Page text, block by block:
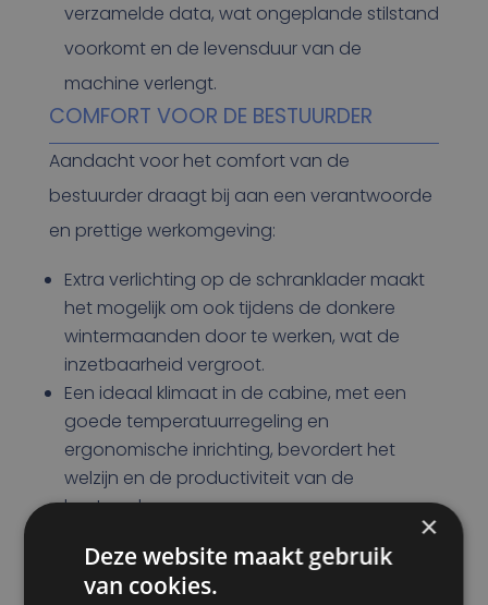
verzamelde data, wat ongeplande stilstand
voorkomt en de levensduur van de
machine verlengt.
COMFORT VOOR DE BESTUURDER
Aandacht voor het comfort van de
bestuurder draagt bij aan een verantwoorde
en prettige werkomgeving:
Extra verlichting op de schranklader maakt
het mogelijk om ook tijdens de donkere
wintermaanden door te werken, wat de
inzetbaarheid vergroot.
Een ideaal klimaat in de cabine, met een
goede temperatuurregeling en
ergonomische inrichting, bevordert het
welzijn en de productiviteit van de
bestuurder.
Maatwerk en persoonlijke aandacht
Bij de inzet van schrankladers is maatwerk en
×
Deze website maakt gebruik
van cookies.